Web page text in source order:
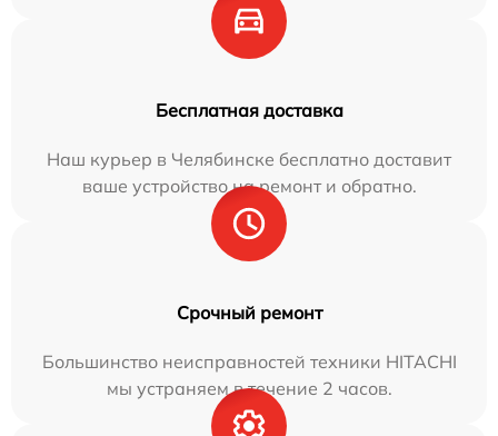
Бесплатная доставка
Наш курьер в Челябинске бесплатно доставит
ваше устройство на ремонт и обратно.
Срочный ремонт
Большинство неисправностей техники HITACHI
мы устраняем в течение 2 часов.